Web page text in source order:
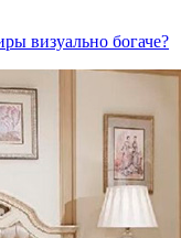
визуально богаче?